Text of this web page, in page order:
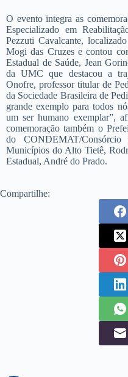
O evento integra as
Especializado em
Pezzuti Cavalcante,
Mogi das Cruzes e contou
Estadual de Saúde, Jean
da UMC que destacou a
Onofre, professor titular de
da Sociedade Brasileira de
grande exemplo para todos
um ser humano exemplar”,
comemoração também o
do CONDEMAT/Consórcio
Municípios do Alto Tietê,
Estadual, André do Prado.
Compartilhe: